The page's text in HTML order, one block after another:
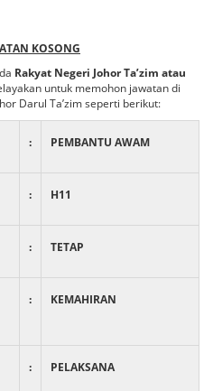
KOSONG
Rakyat Negeri Johor Ta’zim atau
untuk memohon jawatan di
Darul Ta’zim seperti berikut:
: PEMBANTU AWAM
: H11
: TETAP
: KEMAHIRAN
: PELAKSANA